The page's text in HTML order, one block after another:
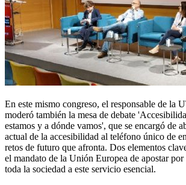
En este mismo congreso, el responsable de la
moderó también la mesa de debate
estamos y a dónde vamos', que se encargó de
actual de la accesibilidad al teléfono único de
retos de futuro que afronta. Dos elementos
el mandato de la Unión Europea de apostar
toda la sociedad a este servicio esencial.